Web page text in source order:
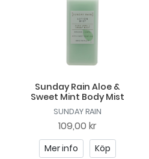
Sunday Rain Aloe &
Sweet Mint Body Mist
SUNDAY RAIN
109,00 kr
Mer info Köp